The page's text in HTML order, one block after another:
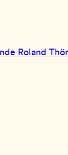
Roland